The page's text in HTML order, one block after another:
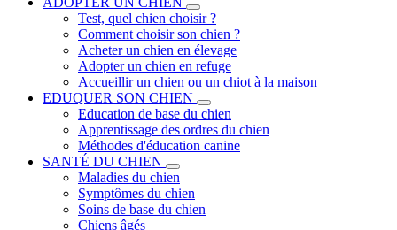
Test, quel chien choisir ?
Comment choisir son chien ?
Acheter un chien en élevage
Adopter un chien en refuge
Accueillir un chien ou un chiot à la maison
EDUQUER SON CHIEN
Education de base du chien
Apprentissage des ordres du chien
Méthodes d'éducation canine
SANTÉ DU CHIEN
Maladies du chien
Symptômes du chien
Soins de base du chien
Chiens âgés